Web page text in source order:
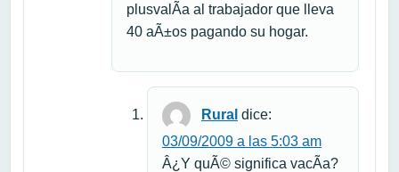
plusvalÃ­a al trabajador que lleva
40 aÃ±os pagando su hogar.
Rural dice:
03/09/2009 a las 5:03 am
Â¿Y quÃ© significa vacÃ­a?